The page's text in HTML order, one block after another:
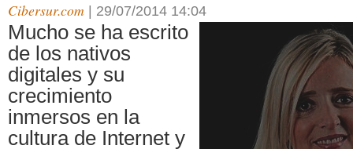
Cibersur.com 29/07/2014 14:04
Mucho se ha escrito
de los nativos
digitales y su
crecimiento
inmersos en la
cultura de Internet y